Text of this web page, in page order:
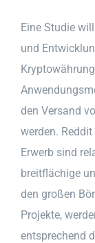
Eine Studie
und
den Versand
werden.
Erwerb sind
breitflächige
den großen
Projekte,
entsprechend